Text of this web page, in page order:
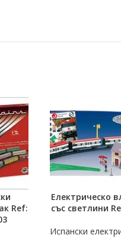
Ref:
ОЩЕ
Електрическо
със светлини
Испански